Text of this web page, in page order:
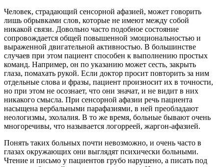
Человек, страдающий сенсорной афазией, может говорить
лишь обрывками слов, которые не имеют между собой
никакой связи. Довольно часто подобное состояние
сопровождается общей повышенной эмоциональностью и
выраженной двигательной активностью. В большинстве
случаев при этом пациент способен к выполнению простых
команд. Например, он по указанию может сесть, закрыть
глаза, помахать рукой. Если доктор просит повторить за ним
отдельные слова и фразы, пациент произносит их в точности,
но при этом не осознает, что они значат, и не видит в них
никакого смысла. При сенсорной афазии речь пациента
насыщена вербальными парафазиями, в ней преобладают
неологизмы, эхолалия. В то же время, больные бывают очень
многоречивы, что называется логорреей, жаргон-афазией.
Понять таких больных почти невозможно, и очень часто в
глазах окружающих они выглядят психически больными.
Чтение и письмо у пациентов грубо нарушено, а писать под